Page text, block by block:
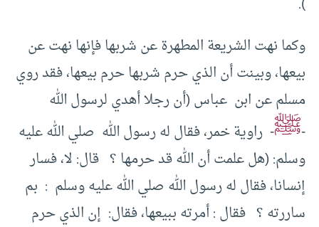
وكما نهت الشريعة المطهرة عن شربها فإنها نهت عن
بيعها، وبينت أن الذي حرم شربها حرم بيعها، فقد روي
مسلم عن ابن عباس (أن رجلا أهدي لرسول الله
-ﷺ- راوية خمر، فقال له رسول الله صلي الله عليه
وسلم: (هل علمت أن الله قد حرمها ؟ قال: لا، فسار
إنسانا، فقال له رسول الله صلي الله عليه وسلم : بم
ساررته ؟ فقال : أمرته ببيعها، فقال: إن الذي حرم